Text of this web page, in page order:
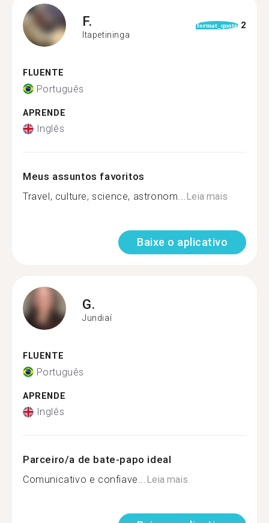
F.
Itapetininga
format_quote 2
FLUENTE
Português
APRENDE
Inglês
Meus assuntos favoritos
Travel, culture, science, astronom...Leia mais
Baixe o aplicativo
G.
Jundiaí
FLUENTE
Português
APRENDE
Inglês
Parceiro/a de bate-papo ideal
Comunicativo e confiave...Leia mais